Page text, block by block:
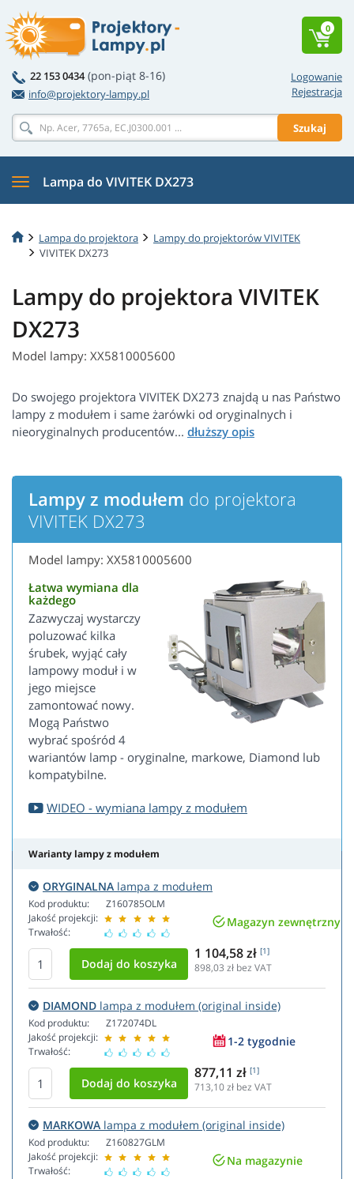
Logowanie
Rejestracja
22 153 0434 (pon-piąt 8-16)
info@projektory-lampy.pl
Szukaj
0
Lampa do VIVITEK DX273
Lampa do projektora
Lampy do projektorów VIVITEK
VIVITEK DX273
Lampy do projektora VIVITEK
DX273
Model lampy: XX5810005600
Do swojego projektora VIVITEK DX273 znajdą u nas Państwo
lampy z modułem i same żarówki od oryginalnych i
nieoryginalnych producentów...
Lampy z modułem do projektora
VIVITEK DX273
Model lampy: XX5810005600
Łatwa wymiana dla
każdego
Zazwyczaj wystarczy
poluzować kilka
śrubek, wyjąć cały
lampowy moduł i w
jego miejsce
zamontować nowy.
Mogą Państwo
wybrać spośród 4
wariantów lamp - oryginalne, markowe, Diamond lub
kompatybilne.
WIDEO - wymiana lampy z modułem
Warianty lampy z modułem
ORYGINALNA lampa z modułem
Kod produktu:
Jakość projekcji:
Trwałość:
Z160785OLM
Magazyn zewnętrzny
1 104,58 zł [1]
898,03 zł bez VAT
DIAMOND lampa z modułem (original inside)
Kod produktu:
Jakość projekcji:
Trwałość:
Z172074DL
1-2 tygodnie
877,11 zł [1]
713,10zł bez VAT
MARKOWA lampa z modułem (original inside)
Kod produktu:
Jakość projekcji:
Trwałość:
Z160827GLM
Na magazynie